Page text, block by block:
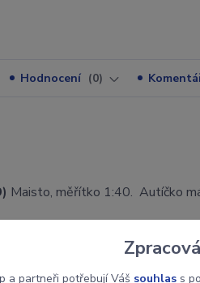
Hodnocení 0
Maisto, měřítko 1:40. Autíčko
a partneři potřebují Váš souhlass